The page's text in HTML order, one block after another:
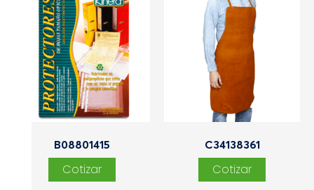
B08801415 C34138361